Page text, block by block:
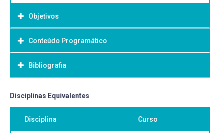
Objetivos
Objetivo Geral:
-
Conteúdo Programático
Bibliografia
Bibliografia Básica:
análise instrumental. 6 a . ed. Porto Alegre: Bookman,
2009.
Disciplinas Equivalentes
Disciplina Curso